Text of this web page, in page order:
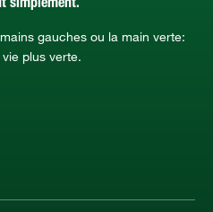
simplement.
gauches ou la main verte:
plus verte.